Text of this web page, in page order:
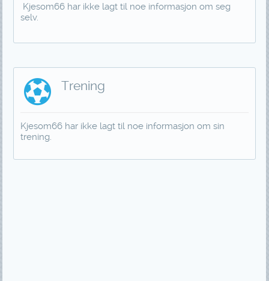
Kjesom66 har ikke lagt til noe informasjon om seg
selv.
Trening
Kjesom66 har ikke lagt til noe informasjon om sin
trening.